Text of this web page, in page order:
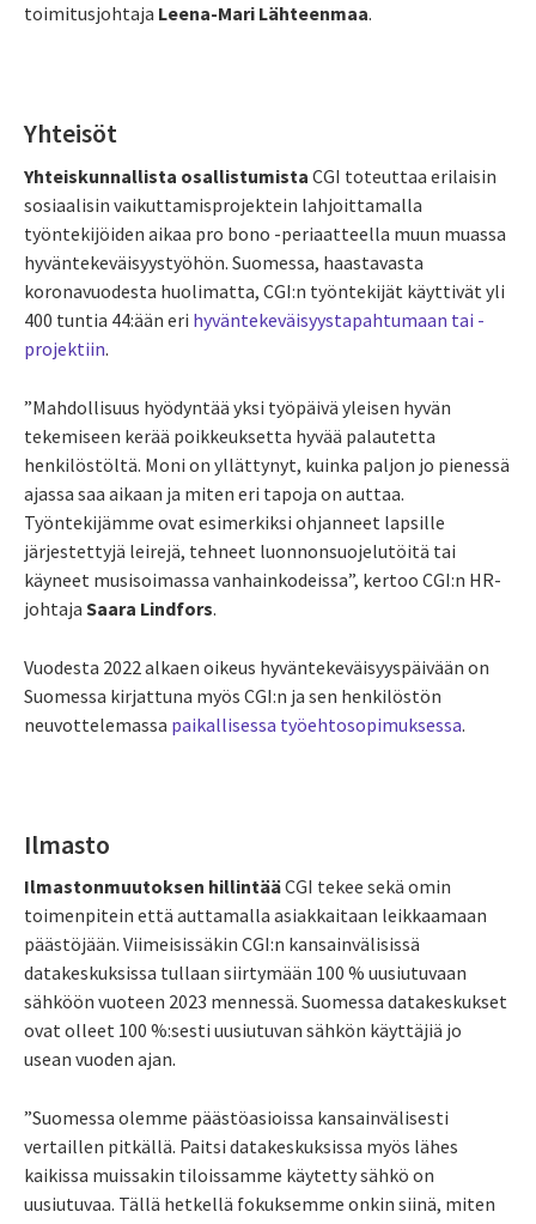
toimitusjohtaja Leena-Mari Lähteenmaa.
Yhteisöt
Yhteiskunnallista osallistumista CGI toteuttaa erilaisin
sosiaalisin vaikuttamisprojektein lahjoittamalla
työntekijöiden aikaa pro bono -periaatteella muun muassa
hyväntekeväisyystyöhön. Suomessa, haastavasta
koronavuodesta huolimatta, CGI:n työntekijät käyttivät yli
400 tuntia 44:ään eri hyväntekeväisyystapahtumaan tai -
projektiin.
”Mahdollisuus hyödyntää yksi työpäivä yleisen hyvän
tekemiseen kerää poikkeuksetta hyvää palautetta
henkilöstöltä. Moni on yllättynyt, kuinka paljon jo pienessä
ajassa saa aikaan ja miten eri tapoja on auttaa.
Työntekijämme ovat esimerkiksi ohjanneet lapsille
järjestettyjä leirejä, tehneet luonnonsuojelutöitä tai
käyneet musisoimassa vanhainkodeissa”, kertoo CGI:n HR-
johtaja Saara Lindfors.
Vuodesta 2022 alkaen oikeus hyväntekeväisyyspäivään on
Suomessa kirjattuna myös CGI:n ja sen henkilöstön
neuvottelemassa paikallisessa työehtosopimuksessa.
Ilmasto
Ilmastonmuutoksen hillintääCGI tekee sekä omin
toimenpitein että auttamalla asiakkaitaan leikkaamaan
päästöjään. Viimeisissäkin CGI:n kansainvälisissä
datakeskuksissa tullaan siirtymään 100 % uusiutuvaan
sähköön vuoteen 2023 mennessä. Suomessa datakeskukset
ovat olleet 100 %:sesti uusiutuvan sähkön käyttäjiä jo
usean vuoden ajan.
”Suomessa olemme päästöasioissa kansainvälisesti
vertaillen pitkällä. Paitsi datakeskuksissa myös lähes
kaikissa muissakin tiloissamme käytetty sähkö on
uusiutuvaa. Tällä hetkellä fokuksemme onkin siinä, miten